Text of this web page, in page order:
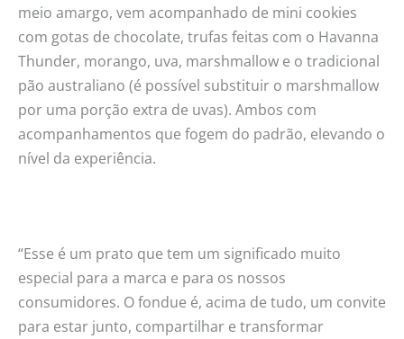
meio amargo, vem acompanhado de mini cookies
com gotas de chocolate, trufas feitas com o Havanna
Thunder, morango, uva, marshmallow e o tradicional
pão australiano (é possível substituir o marshmallow
por uma porção extra de uvas). Ambos com
acompanhamentos que fogem do padrão, elevando o
nível da experiência.
“Esse é um prato que tem um significado muito
especial para a marca e para os nossos
consumidores. O fondue é, acima de tudo, um convite
para estar junto, compartilhar e transformar